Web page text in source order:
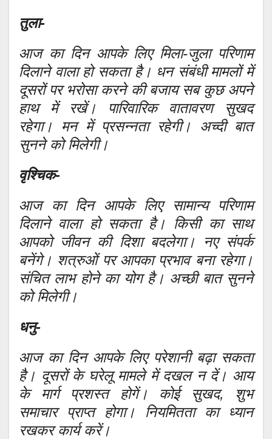
तुला-
आज का दिन आपके लिए मिला-जुला परिणाम
दिलाने वाला हो सकता है। धन संबंधी मामलों में
दूसरों पर भरोसा करने की बजाय सब कुछ अपने
हाथ में रखें। पारिवारिक वातावरण सुखद
रहेगा। मन में प्रसन्नता रहेगी। अच्दी बात
सुनने को मिलेगी।
वृश्चिक-
आज का दिन आपके लिए सामान्य परिणाम
दिलाने वाला हो सकता है। किसी का साथ
आपको जीवन की दिशा बदलेगा। नए संपर्क
बनेंगे। शत्रुओं पर आपका प्रभाव बना रहेगा।
संचित लाभ होने का योग है। अच्छी बात सुनने
को मिलेगी।
धनु-
आज का दिन आपके लिए परेशानी बढ़ा सकता
है। दूसरों के घरेलू मामले में दखल न दें। आय
के मार्ग प्रशस्त होगें। कोई सुखद, शुभ
समाचार प्राप्त होगा। नियमितता का ध्यान
रखकर कार्य करें।